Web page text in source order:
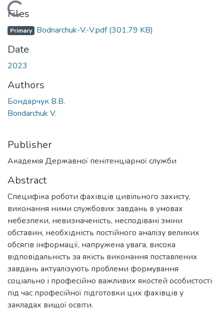
Loading...
Files
Primary Bodnarchuk-V.-V.pdf(301.79 KB)
Date
2023
Authors
Бондарчук В.В.
Bondarchuk V.
Publisher
Академія Державної пенітенціарної служби
Abstract
Специфіка роботи фахівців цивільного захисту,
виконання ними службових завдань в умовах
небезпеки, невизначеність, несподівані зміни
обставин, необхідність постійного аналізу великих
обсягів інформації, напружена увага, висока
відповідальність за якість виконання поставлених
завдань актуалізують проблеми формування
соціально і професійно важливих якостей особистості
під час професійної підготовки цих фахівців у
закладах вищої освіти.